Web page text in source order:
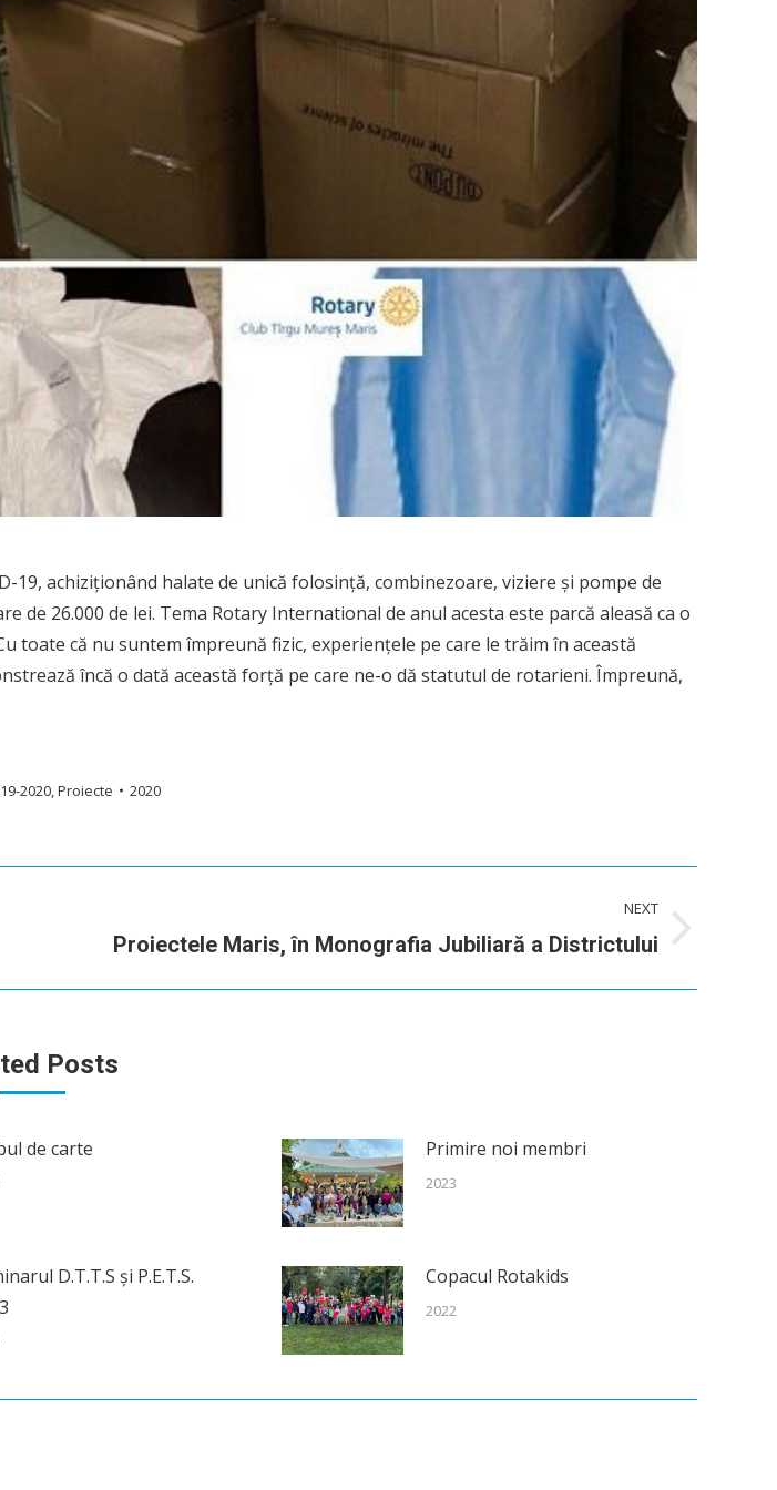
19, achiziționând halate de unică folosință, combinezoare, viziere și pompe de
26.000 de lei. Tema Rotary International de anul acesta este parcă aleasă ca o
toate că nu suntem împreună fizic, experiențele pe care le trăim în această
încă o dată această forță pe care ne-o dă statutul de rotarieni. Împreună,
2020,Proiecte 2020
NEXT
Proiectele Maris, în Monografia Jubiliară a Districtului
Posts
de carte Primire noi membri
2023
D.T.T.S și P.E.T.S.
Copacul Rotakids
2022